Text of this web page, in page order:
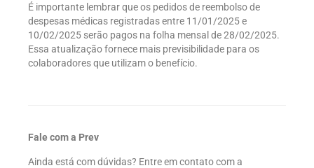
É importante lembrar que os pedidos de reembolso de
despesas médicas registradas entre 11/01/2025 e
10/02/2025 serão pagos na folha mensal de 28/02/2025.
Essa atualização fornece mais previsibilidade para os
colaboradores que utilizam o benefício.
Fale com a Prev
Ainda está com dúvidas? Entre em contato com a